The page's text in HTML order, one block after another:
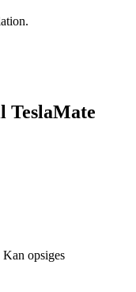
TeslaMate
opsiges